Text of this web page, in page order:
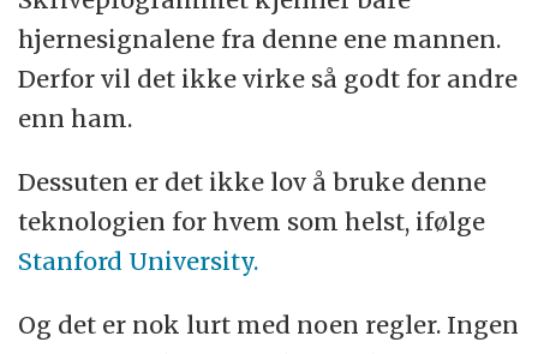
hjernesignalene fra denne ene mannen.
Derfor vil det ikke virke så godt for andre
enn ham.
Dessuten er det ikke lov å bruke denne
teknologien for hvem som helst, ifølge
Stanford University.
Og det er nok lurt med noen regler. Ingen